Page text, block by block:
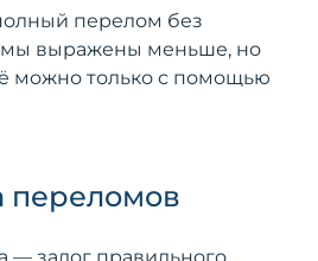
перелом без
выражены меньше, но
можно только с помощью
переломов
— залог правильного